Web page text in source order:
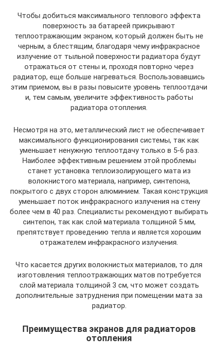
Чтобы добиться максимального теплового эффекта
поверхность за батареей прикрывают
теплоотражающим экраном, который должен быть не
черным, а блестящим, благодаря чему инфракрасное
излучение от тыльной поверхности радиатора будут
отражаться от стены и, проходя повторно через
радиатор, еще больше нагреваться. Воспользовавшись
этим приемом, вы в разы повысите уровень теплоотдачи
и, тем самым, увеличите эффективность работы
радиатора отопления.
Несмотря на это, металлический лист не обеспечивает
максимального функционирования системы, так как
уменьшает ненужную теплоотдачу только в 5-6 раз.
Наиболее эффективным решением этой проблемы
станет установка теплоизолирующего мата из
волокнистого материала, например, синтепона,
покрытого с двух сторон алюминием. Такая конструкция
уменьшает поток инфракрасного излучения на стену
более чем в 40 раз. Специалисты рекомендуют выбирать
синтепон, так как слой материала толщиной 5 мм,
препятствует проведению тепла и является хорошим
отражателем инфракрасного излучения.
Что касается других волокнистых материалов, то для
изготовления теплоотражающих матов потребуется
слой материала толщиной 3 см, что может создать
дополнительные затруднения при помещении мата за
радиатор.
Преимущества экранов для радиаторов
отопления